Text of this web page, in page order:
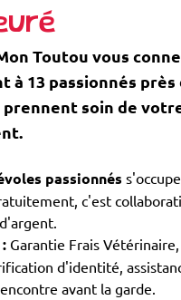
Toutou vous
à 13 passionnés près
soin de
passionnés
c'est
Garantie Frais
d'identité,
avant la garde.